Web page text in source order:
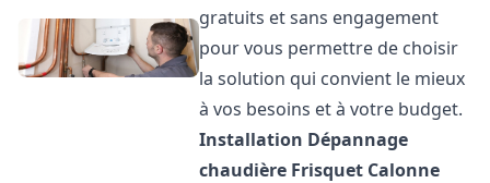
gratuits et sans engagement
pour vous permettre de choisir
la solution qui convient le mieux
à vos besoins et à votre budget.
Installation Dépannage
chaudière Frisquet Calonne